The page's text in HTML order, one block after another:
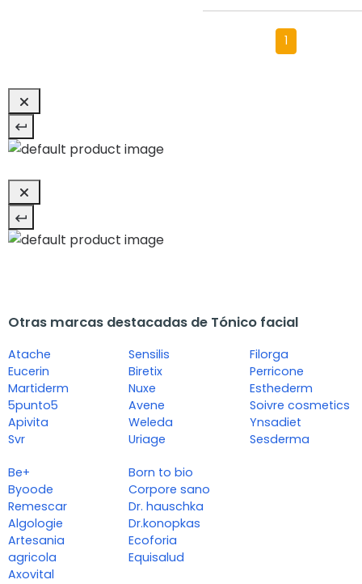
1
Otras marcas destacadas de Tónico facial
Atache
Eucerin
Martiderm
5punto5
Apivita
Svr
Sensilis
Biretix
Nuxe
Avene
Weleda
Uriage
Filorga
Perricone
Esthederm
Soivre cosmetics
Ynsadiet
Sesderma
Be+
Byoode
Remescar
Algologie
Artesania
agricola
Axovital
Born to bio
Corpore sano
Dr. hauschka
Dr.konopkas
Ecoforia
Equisalud